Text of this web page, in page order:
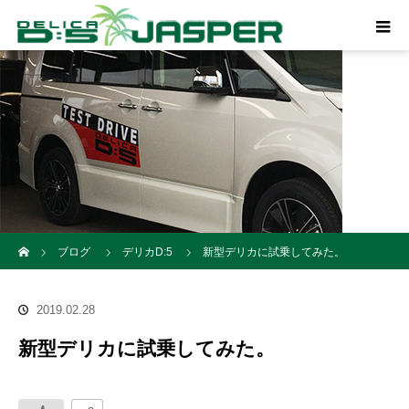
ブログ
デリカD:5 新型デリカに試乗してみた。
2019.02.28
新型デリカに試乗してみた。